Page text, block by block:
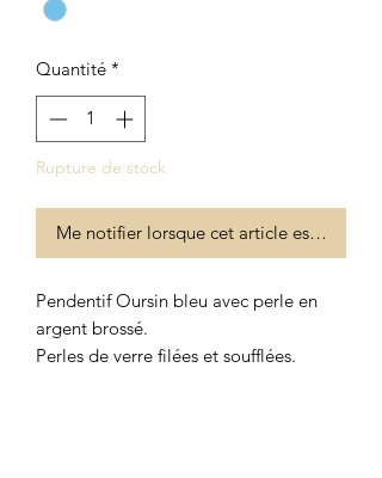
Quantité *
Rupture de stock
Me notifier lorsque cet article est
Pendentif Oursin bleu avec perle en
argent brossé.
Perles de verre filées et soufflées.